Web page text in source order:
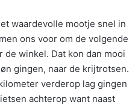
waardevolle mootje snel in
ons voor om de volgende
de winkel. Dat kon dan mooi
gingen, naar de krijtrotsen.
verderop lag gingen
achterop want naast